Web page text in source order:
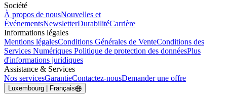
Société
À propos de nousNouvelles et
ÉvénementsNewsletterDurabilitéCarrière
Informations légales
Mentions légalesConditions Générales de VenteConditions des
Services Numériques Politique de protection des donnéesPlus
d'informations juridiques
Assistance & Services
Nos servicesGarantieContactez-nousDemander une offre
Luxembourg | Français